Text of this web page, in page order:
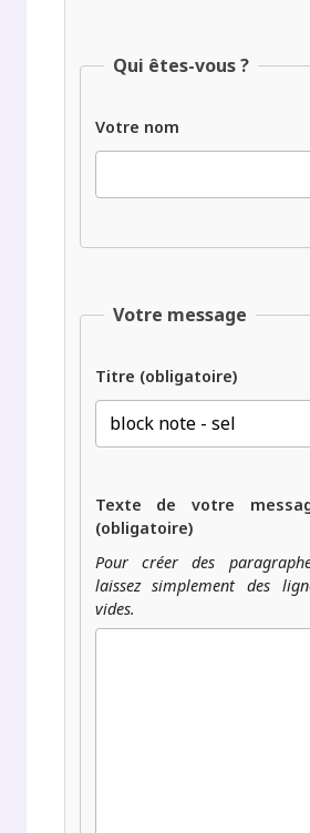
Qui êtes-vous ?
Votre nom
Votre message
Titre (obligatoire)
Texte de votre
(obligatoire)
Pour créer des
laissez simplement des
vides.